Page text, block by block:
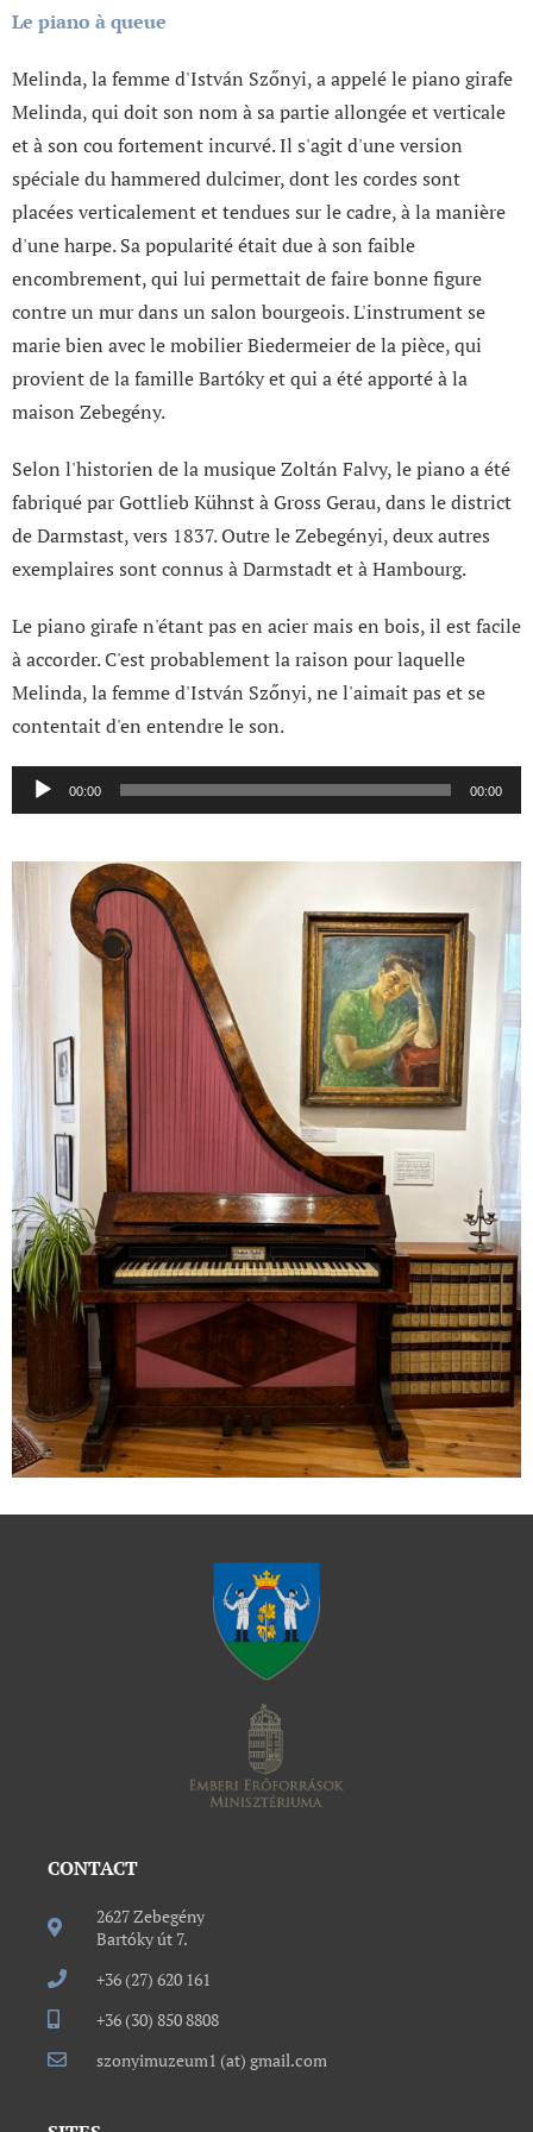
Le piano à queue
Melinda, la femme d'István Szőnyi, a appelé le piano girafe
Melinda, qui doit son nom à sa partie allongée et verticale
et à son cou fortement incurvé. Il s'agit d'une version
spéciale du hammered dulcimer, dont les cordes sont
placées verticalement et tendues sur le cadre, à la manière
d'une harpe. Sa popularité était due à son faible
encombrement, qui lui permettait de faire bonne figure
contre un mur dans un salon bourgeois. L'instrument se
marie bien avec le mobilier Biedermeier de la pièce, qui
provient de la famille Bartóky et qui a été apporté à la
maison Zebegény.
Selon l'historien de la musique Zoltán Falvy, le piano a été
fabriqué par Gottlieb Kühnst à Gross Gerau, dans le district
de Darmstast, vers 1837. Outre le Zebegényi, deux autres
exemplaires sont connus à Darmstadt et à Hambourg.
Le piano girafe n'étant pas en acier mais en bois, il est facile
à accorder. C'est probablement la raison pour laquelle
Melinda, la femme d'István Szőnyi, ne l'aimait pas et se
contentait d'en entendre le son.
Lecteur
audio
00:00 00:00
CONTACT
2627 Zebegény
Bartóky út 7.
+36 (27) 620 161
+36 (30) 850 8808
szonyimuzeum1 (at) gmail.com